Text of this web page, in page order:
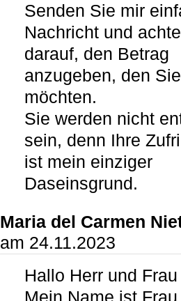
Senden Sie mir
Nachricht und
darauf, den Betrag
anzugeben, den
möchten.
Sie werden nicht
sein, denn Ihre
ist mein einziger
Daseinsgrund.
Maria del Carmen
am 24.11.2023
Hallo Herr und Frau
Mein Name ist